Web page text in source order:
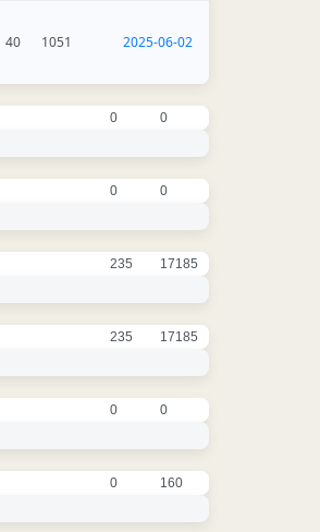
40 1051 2025-06-02
0 0
0 0
235 17185
235 17185
0 0
0 160